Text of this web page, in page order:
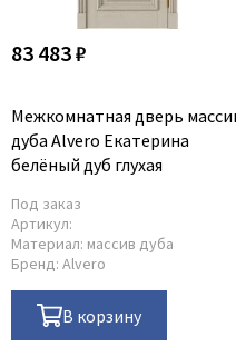
83 483 ₽
Межкомнатная дверь
дуба Alvero Екатерина
белёный дуб глухая
Под заказ
Артикул:
Материал: массив дуба
Бренд: Alvero
В корзину